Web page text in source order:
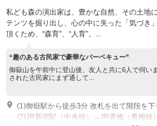
私ども森の演出家は、豊かな自然、その土地
テンツを掘り出し、心の中に失った「気づき
頂くため、“森育”、“人育”、...
“趣のある古民家で豪華なバーベキュー”
御嶽山を午前中に登山後、友人と共に6人で伺い
された古民家にまず通して...
(2)JR新宿駅（中央線）→JR青梅（青梅線